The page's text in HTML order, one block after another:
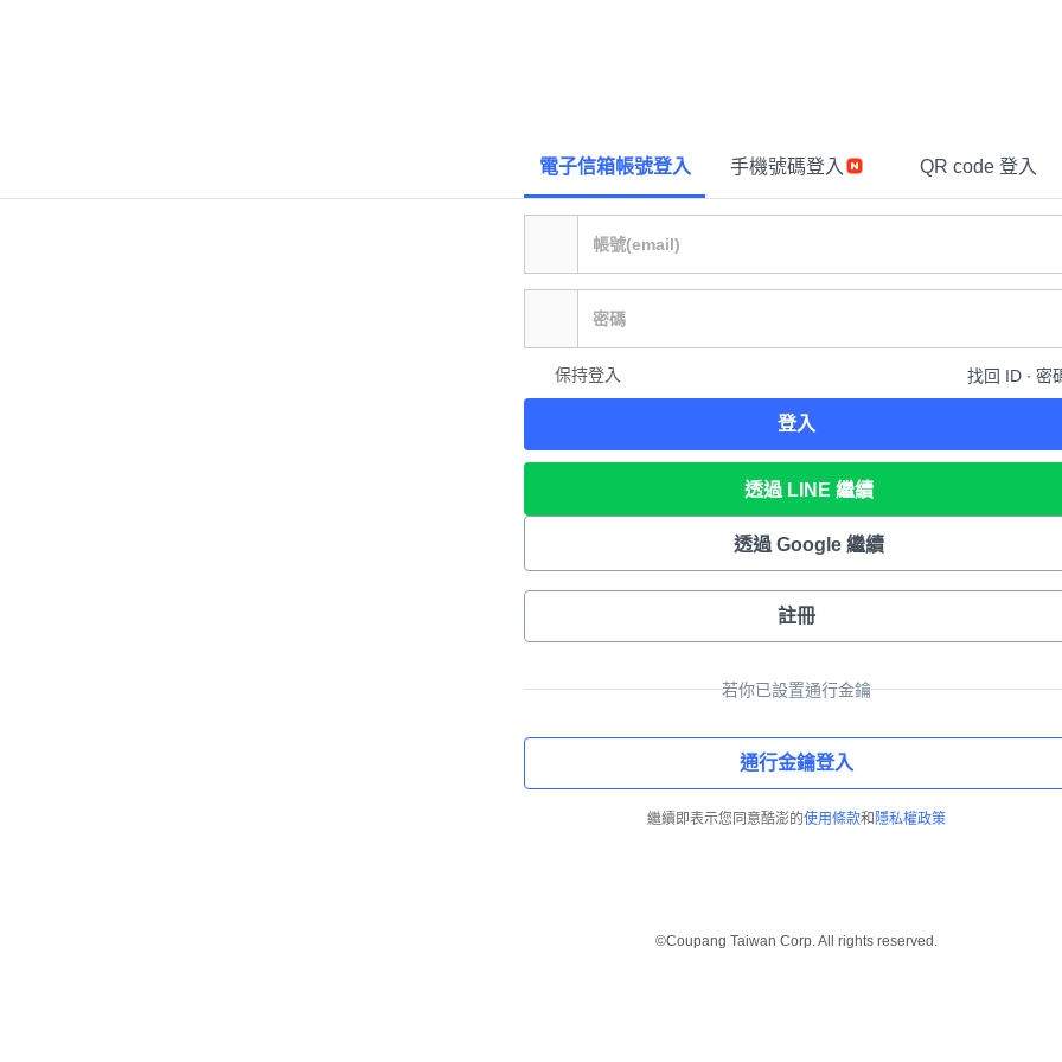
電子信箱帳號登入 手機號碼登入 QR code 登入
保持登入 找回 ID ∙ 密
登入
透過 LINE 繼續
透過 Google 繼續
註冊
若你已設置通行金鑰
通行金鑰登入
繼續即表示您同意酷澎的使用條款和 隱私權政策
©Coupang Taiwan Corp. All rights reserved.